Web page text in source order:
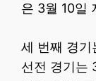
은 3월 10일
세 번째 경기
선전 경기는